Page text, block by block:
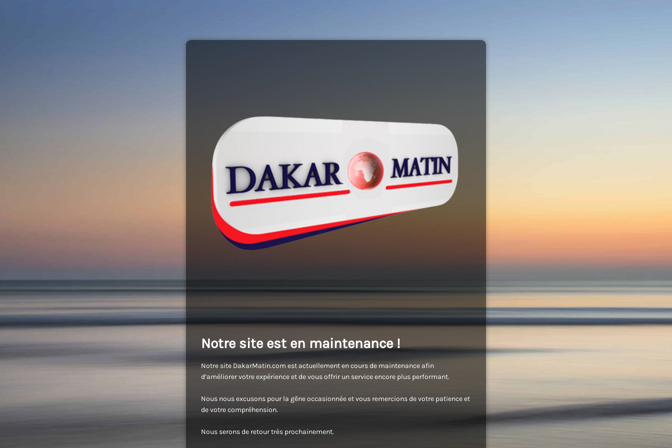
Notre site est en maintenance !
Notre site DakarMatin.com est actuellement en cours de maintenance afin
d’améliorer votre expérience et de vous offrir un service encore plus performant.
Nous nous excusons pour la gêne occasionnée et vous remercions de votre patience et
de votre compréhension.
Nous serons de retour très prochainement.